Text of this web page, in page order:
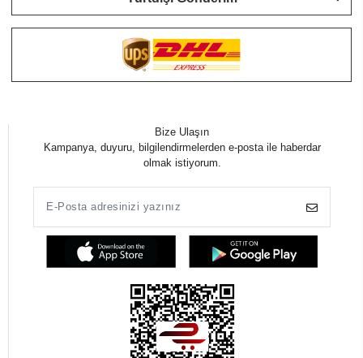
Bize Ulaşın
Kampanya, duyuru, bilgilendirmelerden e-posta ile haberdar
olmak istiyorum.